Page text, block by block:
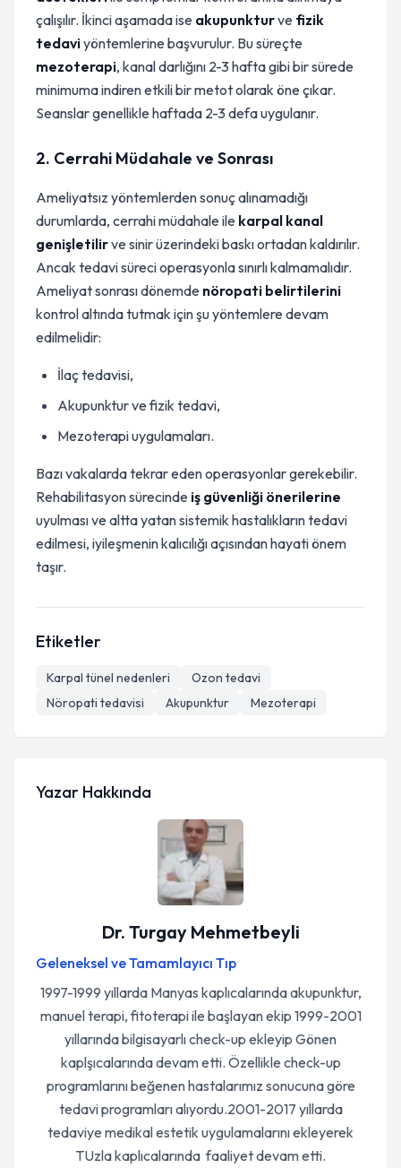
çalışılır. İkinci aşamada ise akupunkturve fizik
tedaviyöntemlerine başvurulur. Bu süreçte
mezoterapi, kanal darlığını 2-3 hafta gibi bir sürede
minimuma indiren etkili bir metot olarak öne çıkar.
Seanslar genellikle haftada 2-3 defa uygulanır.
2. Cerrahi Müdahale ve Sonrası
Ameliyatsız yöntemlerden sonuç alınamadığı
durumlarda, cerrahi müdahale ile karpal kanal
genişletilirve sinir üzerindeki baskı ortadan kaldırılır.
Ancak tedavi süreci operasyonla sınırlı kalmamalıdır.
Ameliyat sonrası dönemde nöropati belirtilerini
kontrol altında tutmak için şu yöntemlere devam
edilmelidir:
İlaç tedavisi,
Akupunktur ve fizik tedavi,
Mezoterapi uygulamaları.
Bazı vakalarda tekrar eden operasyonlar gerekebilir.
Rehabilitasyon sürecinde iş güvenliği önerilerine
uyulması ve altta yatan sistemik hastalıkların tedavi
edilmesi, iyileşmenin kalıcılığı açısından hayati önem
taşır.
Etiketler
Karpal tünel nedenleri
Ozon tedavi
Nöropati tedavisi
Akupunktur Mezoterapi
Yazar Hakkında
Dr. Turgay Mehmetbeyli
Geleneksel ve Tamamlayıcı Tıp
1997-1999 yıllarda Manyas kaplıcalarında akupunktur,
manuel terapi, fitoterapi ile başlayan ekip 1999-2001
yıllarında bilgisayarlı check-up ekleyip Gönen
kaplşıcalarında devam etti. Özellikle check-up
programlarını beğenen hastalarımız sonucuna göre
tedavi programları alıyordu.2001-2017 yıllarda
tedaviye medikal estetik uygulamalarını ekleyerek
TUzla kaplıcalarında faaliyet devam etti.